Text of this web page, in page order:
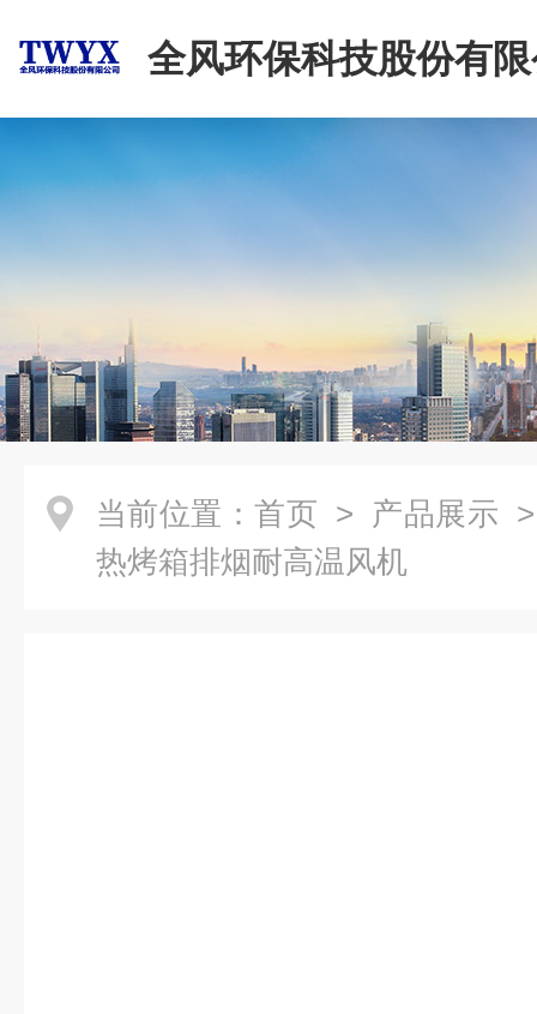
全风环保科技股份有
当前位置： 首页 > 产品展示
热烤箱排烟耐高温风机